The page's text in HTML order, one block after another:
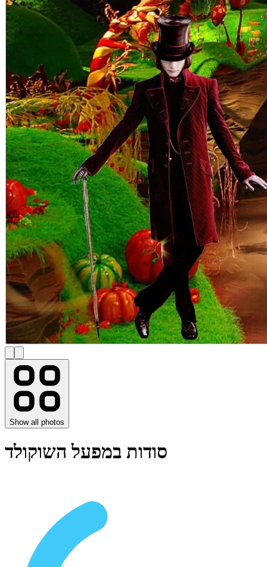
Show all photos
סודות במפעל השוקולד